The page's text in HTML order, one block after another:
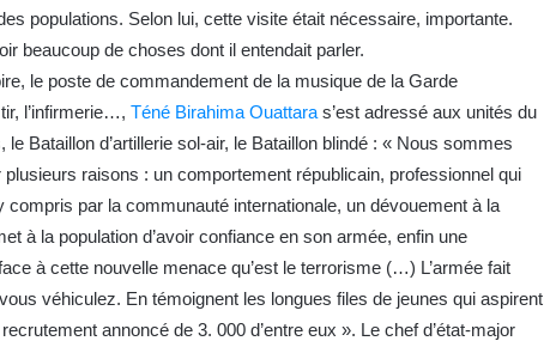
populations. Selon lui, cette visite était nécessaire, importante.
beaucoup de choses dont il entendait parler.
le poste de commandement de la musique de la Garde
l’infirmerie…, Téné Birahima Ouattara s’est adressé aux unités du
Bataillon d’artillerie sol-air, le Bataillon blindé : « Nous sommes
raisons : un comportement républicain, professionnel qui
compris par la communauté internationale, un dévouement à la
à la population d’avoir confiance en son armée, enfin une
à cette nouvelle menace qu’est le terrorisme (…) L’armée fait
véhiculez. En témoignent les longues files de jeunes qui aspirent
annoncé de 3. 000 d’entre eux ». Le chef d’état-major